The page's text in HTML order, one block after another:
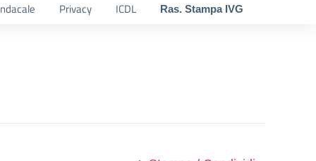
Privacy ICDL Ras. Stampa IVG